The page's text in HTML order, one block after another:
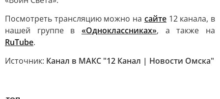
Посмотреть трансляцию можно на сайте12 канала, в
нашей группе в «Одноклассниках», а также на
RuTube.
Источник: Канал в МАКС "12 Канал | Новости Омска"